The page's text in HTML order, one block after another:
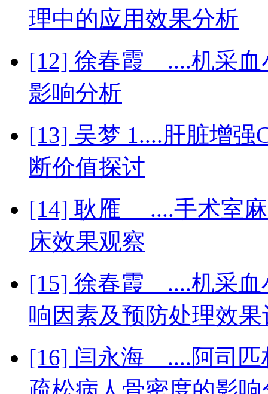
理中的应用效果分析
[12] 徐春霞 ....机采血
影响分析
[13] 吴梦 1....肝脏增
断价值探讨
[14] 耿雁 ....手术室麻
床效果观察
[15] 徐春霞 ....机采血
响因素及预防处理效果
[16] 闫永海 ....阿司匹